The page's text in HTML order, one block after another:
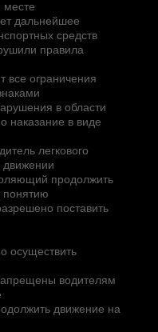
месте
дальнейшее
средств
правила
все ограничения
в области
наказание в виде
легкового
продолжить
понятию
поставить
осуществить
водителям
движение на